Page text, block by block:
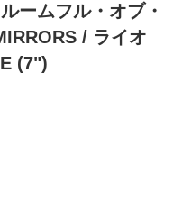
ームフル・オブ・
/ ライオ
(7")